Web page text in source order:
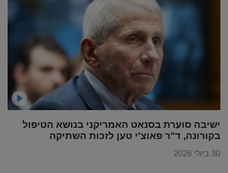
ישיבה סוערת בסנאט האמריקני בנושא הטיפול
בקורונה, ד"ר פאוצ'י טען לזכות השתיקה
30 ביולי 2026